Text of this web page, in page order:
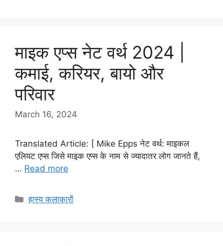
माइक एप्स नेट वर्थ 2024 |
कमाई, करियर, बायो और
परिवार
March 16, 2024
Translated Article: [ Mike Epps नेट वर्थ: माइकल
एलियट एप्स जिसे माइक एप्स के नाम से ज्यादातर लोग जानते हैं,
… Read more
Categories
हास्य कलाकारों